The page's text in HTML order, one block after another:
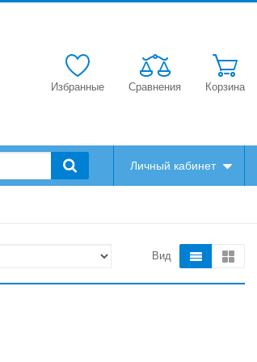
Избранные Сравнения Корзина
Личный кабинет
Вид